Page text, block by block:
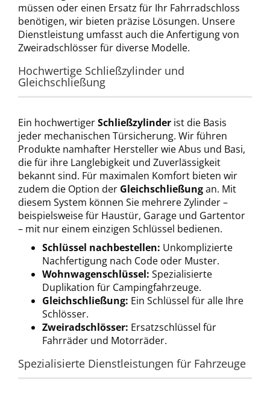
müssen oder einen Ersatz für Ihr Fahrradschloss
benötigen, wir bieten präzise Lösungen. Unsere
Zweiradschlösser für diverse Modelle.
Hochwertige Schließzylinder
Gleichschließung
Ein hochwertiger Schließzylinder ist die Basis
jeder mechanischen Türsicherung. Wir führen
Produkte namhafter Hersteller wie Abus und Basi,
die für ihre Langlebigkeit und Zuverlässigkeit
bekannt sind. Für maximalen Komfort bieten wir
zudem die Option der Gleichschließung an. Mit
diesem System können Sie mehrere Zylinder –
beispielsweise für Haustür, Garage und Gartentor
– mit nur einem einzigen Schlüssel bedienen.
Schlüssel nachbestellen: Unkomplizierte
Nachfertigung nach Code oder Muster.
Wohnwagenschlüssel: Spezialisierte
Duplikation für Campingfahrzeuge.
Gleichschließung: Ein Schlüssel für alle Ihre
Schlösser.
Zweiradschlösser: Ersatzschlüssel für
Fahrräder und Motorräder.
Spezialisierte Dienstleistungen für Fahrzeuge